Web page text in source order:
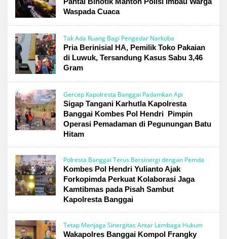
Waspada Cuaca
Tak Ada Ruang Bagi Pengedar Narkoba
Pria Berinisial HA, Pemilik Toko Pakaian
di Luwuk, Tersandung Kasus Sabu 3,46
Gram
Gercep Kapolresta Banggai Padamkan Api
Sigap Tangani Karhutla Kapolresta
Banggai Kombes Pol Hendri Pimpin
Operasi Pemadaman di Pegunungan Batu
Hitam
Polresta Banggai Terus Bersinergi dengan Pemda
Kombes Pol Hendri Yulianto Ajak
Forkopimda Perkuat Kolaborasi Jaga
Kamtibmas pada Pisah Sambut
Kapolresta Banggai
Tetap Menjaga Sinergitas Antar Lembaga Hukum
Wakapolres Banggai Kompol Frangky